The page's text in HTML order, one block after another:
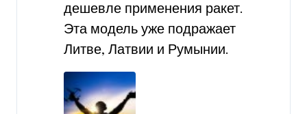
дешевле применения ракет.
Эта модель уже подражает
Литве, Латвии и Румынии.